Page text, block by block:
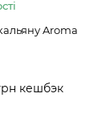
Aroma
кешбэк